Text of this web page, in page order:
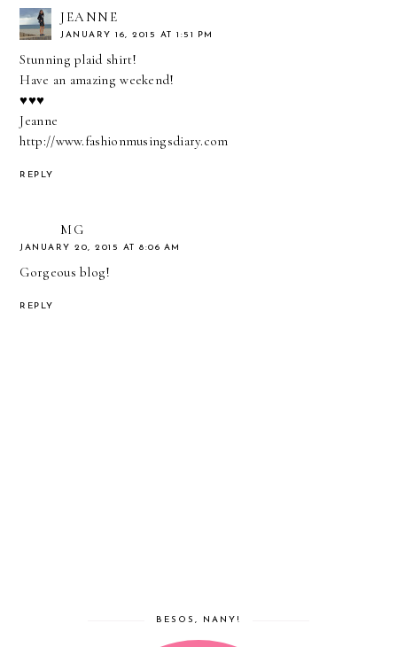
JEANNE
JANUARY 16, 2015 AT 1:51 PM
Stunning plaid shirt!
Have an amazing weekend!
♥♥♥
Jeanne
http://www.fashionmusingsdiary.com
REPLY
MG
JANUARY 20, 2015 AT 8:06 AM
Gorgeous blog!
REPLY
BESOS, NANY!